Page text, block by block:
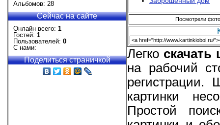
Альбомов: 28
Сейчас на сайте
Онлайн всего: 1
Гостей: 1
Пользователей: 0
С нами:
Поделиться страничкой
Посмотрели
Легко
на рабочий
картинки
Простой